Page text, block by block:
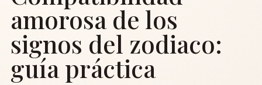
amorosa de los
signos del zodiaco:
guía práctica